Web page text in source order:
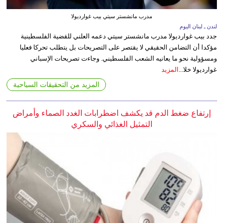
مدرب مانشستر سيتي بيب غوارديولا
لندن ـ لبنان اليوم
جدد بيب غوارديولا مدرب مانشستر سيتي دعمه العلني للقضية الفلسطينية
مؤكدا أن التضامن الحقيقي لا يقتصر على التصريحات بل يتطلب تحركا فعليا
ومسؤولية نحو ما يعانيه الشعب الفلسطيني. وجاءت تصريحات الإسباني
غوارديولا خلا...
المزيد
المزيد من التحقيقات السياحية
إرتفاع ضغط الدم قد يكشف اضطرابات الغدد الصماء وأمراض
التمثيل الغذائي والسكري